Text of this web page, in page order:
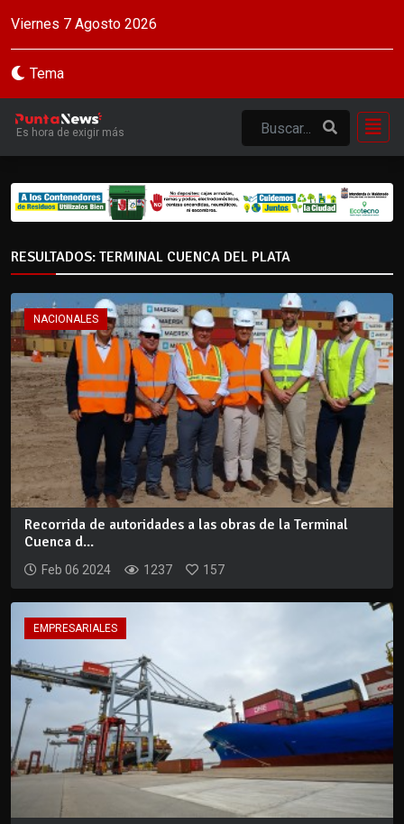
Viernes 7 Agosto 2026
Tema
Es hora de exigir más
RESULTADOS: TERMINAL CUENCA DEL PLATA
NACIONALES
Recorrida de autoridades a las obras de la Terminal
Cuenca d...
Feb 06 2024 1237 157
EMPRESARIALES